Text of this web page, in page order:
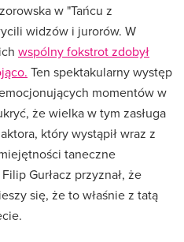
w "Tańcu z
widzów i jurorów. W
wspólny fokstrot zdobył
Ten spektakularny występ
momentów w
że wielka w tym zasługa
który wystąpił wraz z
taneczne
Gurłacz przyznał, że
się, że to właśnie z tatą